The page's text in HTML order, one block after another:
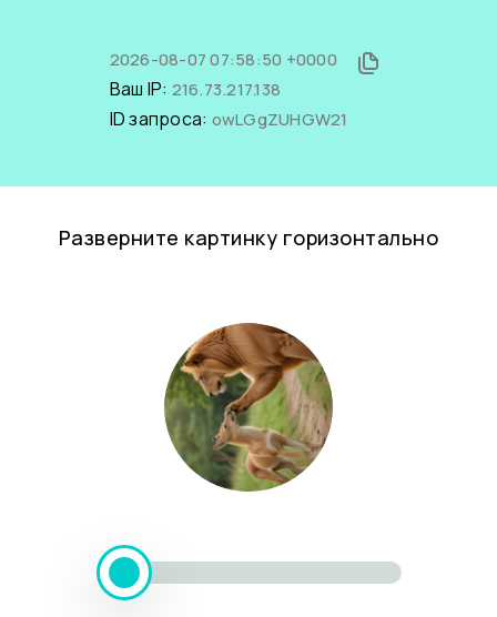
2026-08-07 07:58:50 +0000
Ваш IP: 216.73.217.138
ID запроса: owLGgZUHGW21
Разверните картинку горизонтально